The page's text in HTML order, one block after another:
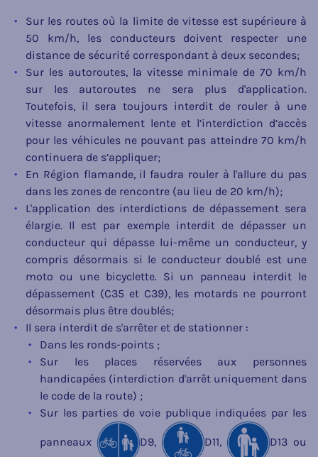
Sur les routes où la limite de vitesse est supérieure à
50 km/h, les conducteurs doivent respecter une
distance de sécurité correspondant à deux secondes;
Sur les autoroutes, la vitesse minimale de 70 km/h
sur les autoroutes ne sera plus d'application.
Toutefois, il sera toujours interdit de rouler à une
vitesse anormalement lente et l’interdiction d’accès
pour les véhicules ne pouvant pas atteindre 70 km/h
continuera de s’appliquer;
En Région flamande, il faudra rouler à l'allure du pas
dans les zones de rencontre (au lieu de 20 km/h);
L'application des interdictions de dépassement sera
élargie. Il est par exemple interdit de dépasser un
conducteur qui dépasse lui-même un conducteur, y
compris désormais si le conducteur doublé est une
moto ou une bicyclette. Si un panneau interdit le
dépassement (C35 et C39), les motards ne pourront
désormais plus être doublés;
Il sera interdit de s'arrêter et de stationner :
Dans les ronds-points ;
Sur les places réservées aux personnes
handicapées (interdiction d'arrêt uniquement dans
le code de la route) ;
Sur les parties de voie publique indiquées par les
panneaux D9, D11, D13 ou